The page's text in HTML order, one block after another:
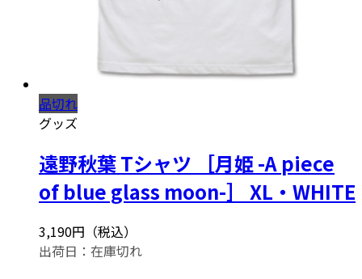
品切れ
グッズ
遠野秋葉 Tシャツ ［月姫 -A piece
of blue glass moon-］ XL・WHITE
3,190円（税込）
出荷日： 在庫切れ